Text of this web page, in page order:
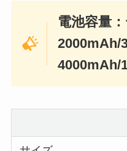
電池容量
2000mAh/
4000mAh/